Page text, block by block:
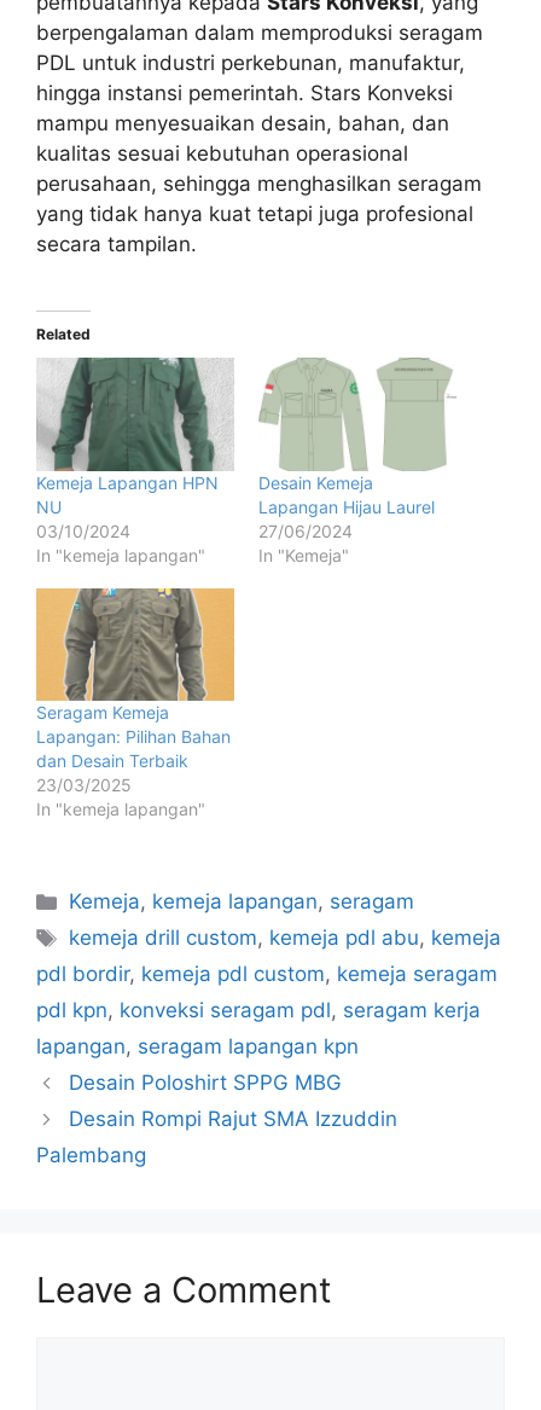
berpengalaman dalam memproduksi seragam
PDL untuk industri perkebunan, manufaktur,
hingga instansi pemerintah. Stars Konveksi
mampu menyesuaikan desain, bahan, dan
kualitas sesuai kebutuhan operasional
perusahaan, sehingga menghasilkan seragam
yang tidak hanya kuat tetapi juga profesional
secara tampilan.
Related
Kemeja Lapangan HPN
NU
03/10/2024
In "kemeja lapangan"
Desain Kemeja
Lapangan Hijau Laurel
27/06/2024
In "Kemeja"
Seragam Kemeja
Lapangan: Pilihan Bahan
dan Desain Terbaik
23/03/2025
In "kemeja lapangan"
Kemeja, kemeja lapangan, seragam
kemeja drill custom, kemeja pdl abu, kemeja
pdl bordir, kemeja pdl custom, kemeja seragam
pdl kpn, konveksi seragam pdl, seragam kerja
lapangan, seragam lapangan kpn
Desain Poloshirt SPPG MBG
Desain Rompi Rajut SMA Izzuddin
Palembang
Leave a Comment